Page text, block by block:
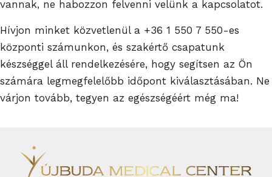
vannak, ne habozzon felvenni velünk a kapcsolatot.
Hívjon minket közvetlenül a +36 1 550 7 550-es
központi számunkon, és szakértő csapatunk
készséggel áll rendelkezésére, hogy segítsen az Ön
számára legmegfelelőbb időpont kiválasztásában. Ne
várjon tovább, tegyen az egészségéért még ma!